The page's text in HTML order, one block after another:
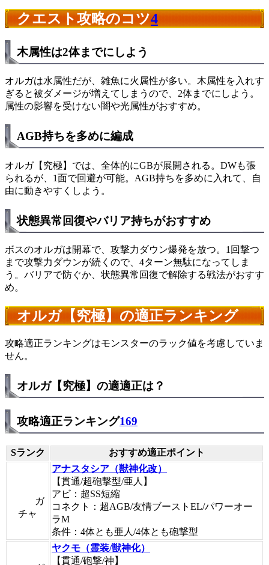
クエスト攻略のコツ4
木属性は2体までにしよう
オルガは水属性だが、雑魚に火属性が多い。木属性を入れす
ぎると被ダメージが増えてしまうので、2体までにしよう。
属性の影響を受けない闇や光属性がおすすめ。
AGB持ちを多めに編成
オルガ【究極】では、全体的にGBが展開される。DWも張
られるが、1面で回避が可能。AGB持ちを多めに入れて、自
由に動きやすくしよう。
状態異常回復やバリア持ちがおすすめ
ボスのオルガは開幕で、攻撃力ダウン爆発を放つ。1回撃つ
まで攻撃力ダウンが続くので、4ターン無駄になってしま
う。バリアで防ぐか、状態異常回復で解除する戦法がおすす
め。
オルガ【究極】の適正ランキング
攻略適正ランキングはモンスターのラック値を考慮していま
せん。
オルガ【究極】の適適正は？
攻略適正ランキング169
Sランク おすすめ適正ポイント
ガ
チャ
アナスタシア（獣神化改）
【貫通/超砲撃型/亜人】
アビ：超SS短縮
コネクト：超AGB/友情ブーストEL/パワーオー
ラM
条件：4体とも亜人/4体とも砲撃型
ヤクモ（霊装/獣神化）
【貫通/砲撃/神】